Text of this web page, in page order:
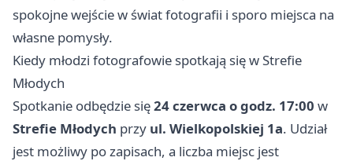
spokojne wejście w świat fotografii i sporo miejsca na
własne pomysły.
Kiedy młodzi fotografowie spotkają się w Strefie
Młodych
Spotkanie odbędzie się24 czerwca o godz. 17:00 w
Strefie Młodych przy ul. Wielkopolskiej 1a. Udział
jest możliwy po zapisach, a liczba miejsc jest